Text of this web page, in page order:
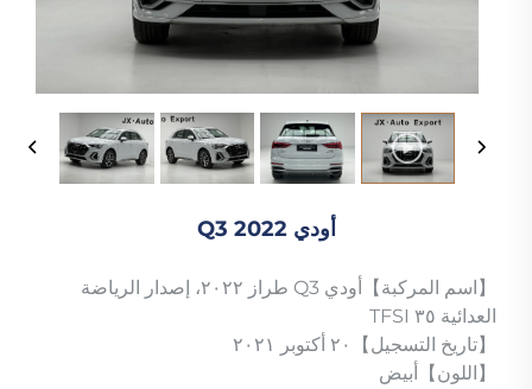
أودي Q3 2022
【اسم المركبة】أودي Q3 طراز ٢٠٢٢، إصدار الرياضة
العدائية ٣٥ TFSI
【تاريخ التسجيل】٢٠ أكتوبر ٢٠٢١
【اللون】أبيض